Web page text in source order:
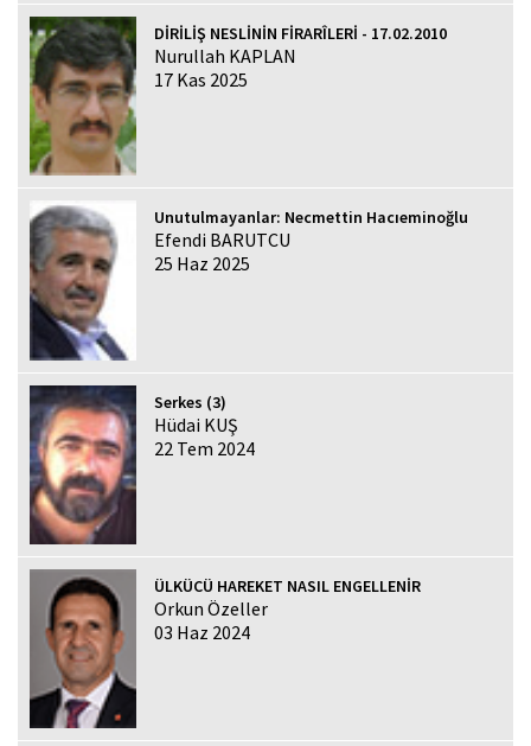
DİRİLİŞ NESLİNİN FİRARÎLERİ - 17.02.2010
Nurullah KAPLAN
17 Kas 2025
Unutulmayanlar: Necmettin Hacıeminoğlu
Efendi BARUTCU
25 Haz 2025
Serkes (3)
Hüdai KUŞ
22 Tem 2024
ÜLKÜCÜ HAREKET NASIL ENGELLENİR
Orkun Özeller
03 Haz 2024